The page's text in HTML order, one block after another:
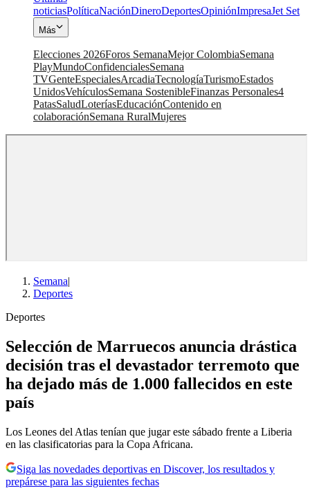
noticiasPolíticaNaciónDineroDeportesOpiniónImpresaJet Set
Más
Elecciones 2026Foros SemanaMejor ColombiaSemana
PlayMundoConfidencialesSemana
TVGenteEspecialesArcadiaTecnologíaTurismoEstados
UnidosVehículosSemana SostenibleFinanzas Personales4
PatasSaludLoteríasEducaciónContenido en
colaboraciónSemana RuralMujeres
Semana|
Deportes
Deportes
Selección de Marruecos anuncia drástica
decisión tras el devastador terremoto que
ha dejado más de 1.000 fallecidos en este
país
Los Leones del Atlas tenían que jugar este sábado frente a Liberia
en las clasificatorias para la Copa Africana.
Siga las novedades deportivas en Discover, los resultados y
prepárese para las siguientes fechas